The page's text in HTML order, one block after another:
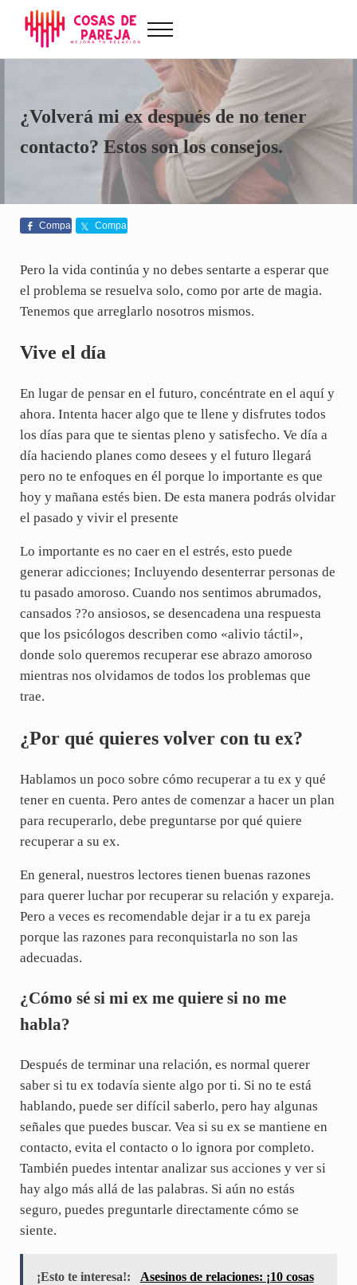
Saltar al contenido principal
Skip to after header navigation
Skip to site footer
Cosas de Pareja
Problemas de pareja, sexualidad, tests de amor...
Menu
¿Volverá mi ex después de no tener
contacto? Estos son los consejos.
Compa
Compa
Pero la vida continúa y no debes sentarte a esperar que
el problema se resuelva solo, como por arte de magia.
Tenemos que arreglarlo nosotros mismos.
Vive el día
En lugar de pensar en el futuro, concéntrate en el aquí y
ahora. Intenta hacer algo que te llene y disfrutes todos
los días para que te sientas pleno y satisfecho. Ve día a
día haciendo planes como desees y el futuro llegará
pero no te enfoques en él porque lo importante es que
hoy y mañana estés bien. De esta manera podrás olvidar
el pasado y vivir el presente
Lo importante es no caer en el estrés, esto puede
generar adicciones; Incluyendo desenterrar personas de
tu pasado amoroso. Cuando nos sentimos abrumados,
cansados ??o ansiosos, se desencadena una respuesta
que los psicólogos describen como «alivio táctil»,
donde solo queremos recuperar ese abrazo amoroso
mientras nos olvidamos de todos los problemas que
trae.
¿Por qué quieres volver con tu ex?
Hablamos un poco sobre cómo recuperar a tu ex y qué
tener en cuenta. Pero antes de comenzar a hacer un plan
para recuperarlo, debe preguntarse por qué quiere
recuperar a su ex.
En general, nuestros lectores tienen buenas razones
para querer luchar por recuperar su relación y expareja.
Pero a veces es recomendable dejar ir a tu ex pareja
porque las razones para reconquistarla no son las
adecuadas.
¿Cómo sé si mi ex me quiere si no me
habla?
Después de terminar una relación, es normal querer
saber si tu ex todavía siente algo por ti. Si no te está
hablando, puede ser difícil saberlo, pero hay algunas
señales que puedes buscar. Vea si su ex se mantiene en
contacto, evita el contacto o lo ignora por completo.
También puedes intentar analizar sus acciones y ver si
hay algo más allá de las palabras. Si aún no estás
seguro, puedes preguntarle directamente cómo se
siente.
¡Esto te interesa!:
Asesinos de relaciones: ¡10 cosas